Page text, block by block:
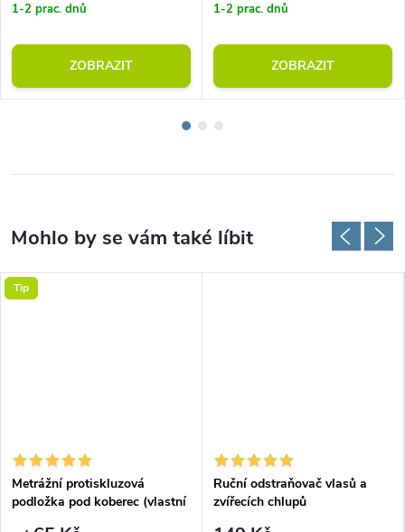
1-2 prac. dnů
ZOBRAZIT
1-2 prac. dnů
ZOBRAZIT
Tip
Metrážní protiskluzová
podložka pod koberec (vlastní
Ruční odstraňovač vlasů a
zvířecích chlupů